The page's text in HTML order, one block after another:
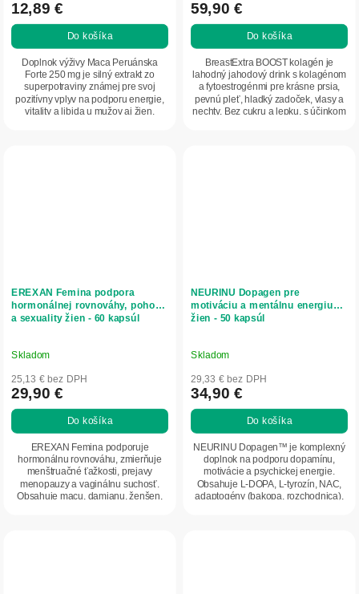
12,89 €
Do košíka
Doplnok výživy Maca Peruánska
Forte 250 mg je silný extrakt zo
superpotraviny známej pre svoj
pozitívny vplyv na podporu energie,
vitality a libida u mužov aj žien.
59,90 €
Do košíka
BreastExtra BOOST kolagén je
lahodný jahodový drink s kolagénom
a fytoestrogénmi pre krásne prsia,
pevnú pleť, hladký zadoček, vlasy a
nechty. Bez cukru a lepku, s účinkom
EREXAN Femina podpora
hormonálnej rovnováhy, pohody
a sexuality žien - 60 kapsúl
Skladom
25,13 € bez DPH
29,90 €
Do košíka
EREXAN Femina podporuje
hormonálnu rovnováhu, zmierňuje
menštruačné ťažkosti, prejavy
menopauzy a vaginálnu suchosť.
Obsahuje macu, damianu, ženšen,
NEURINU Dopagen pre
motiváciu a mentálnu energiu
žien - 50 kapsúl
Skladom
29,33 € bez DPH
34,90 €
Do košíka
NEURINU Dopagen™ je komplexný
doplnok na podporu dopamínu,
motivácie a psychickej energie.
Obsahuje L-DOPA, L-tyrozín, NAC,
adaptogény (bakopa, rozchodnica),